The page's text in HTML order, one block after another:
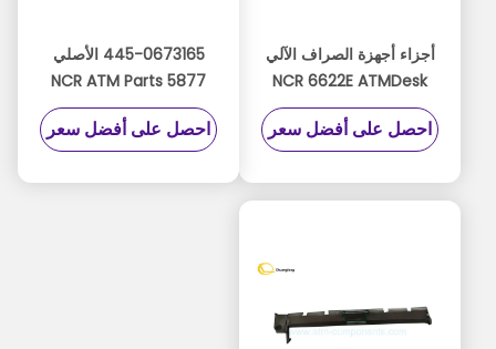
أجزاء أجهزة الصراف الآلي
NCR 6622E ATMDesk
Dongles NCR Personas
SelfService ATM
احصل على أفضل سعر
445-0673165 الأصلي
NCR ATM Parts 5877
CRT FDK Assy FDK
Assembly 4450673165
احصل على أفضل سعر